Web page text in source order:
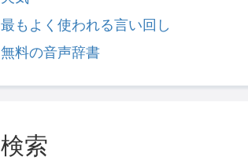
最もよく使われる言い回し
無料の音声辞書
検索